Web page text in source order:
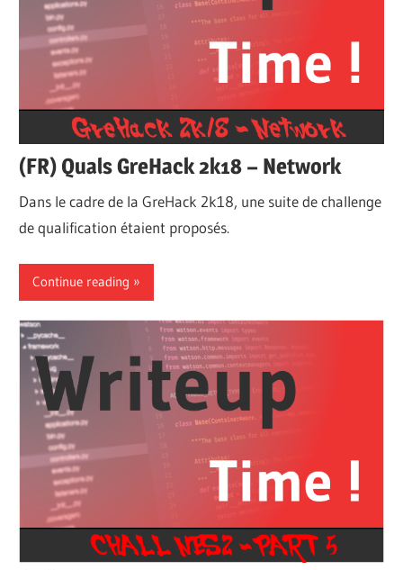
(FR) Quals GreHack 2k18 – Network
Dans le cadre de la GreHack 2k18, une suite de challenge
de qualification étaient proposés.
Continue reading